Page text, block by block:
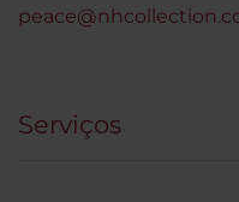
Serviços